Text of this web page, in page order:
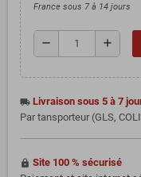
France sous 7 à 14 jours
remove add
local_shipping Livraison sous 5 à 7
Par tansporteur (GLS,
https Site 100 % sécurisé